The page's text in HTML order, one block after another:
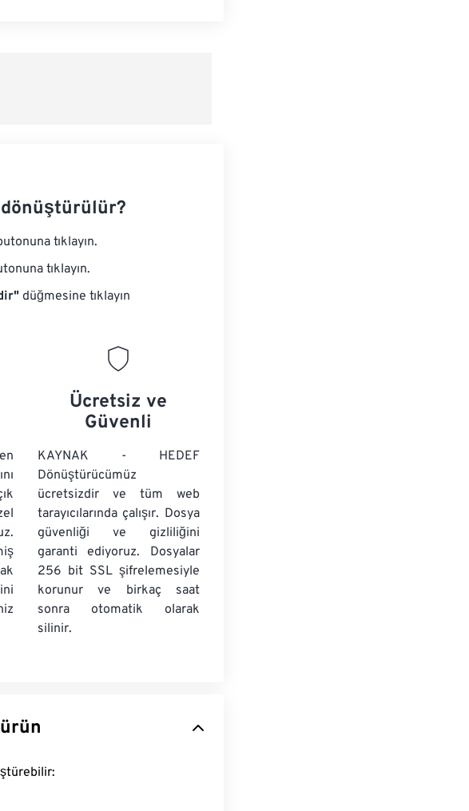
dönüştürülür?
tıklayın.
tıklayın.
düğmesine tıklayın
Ücretsiz ve
Güvenli
KAYNAK - HEDEF
Dönüştürücümüz
ücretsizdir ve tüm web
tarayıcılarında çalışır. Dosya
güvenliği ve gizliliğini
garanti ediyoruz. Dosyalar
256 bit SSL şifrelemesiyle
korunur ve birkaç saat
sonra otomatik olarak
silinir.
dönüştürebilir: